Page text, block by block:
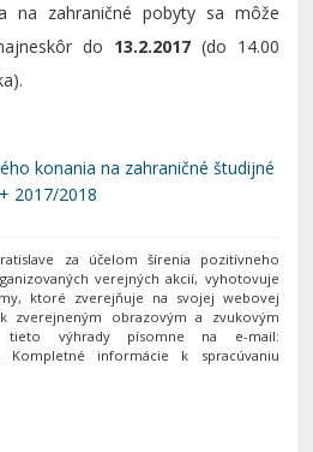
na zahraničné pobyty sa môže
do 13.2.2017(do 14.00
konania na zahraničné študijné
2017/2018
za účelom šírenia pozitívneho
verejných akcií, vyhotovuje
ktoré zverejňuje na svojej webovej
zverejneným obrazovým a zvukovým
tieto výhrady písomne na e-mail:
Kompletné informácie k spracúvaniu